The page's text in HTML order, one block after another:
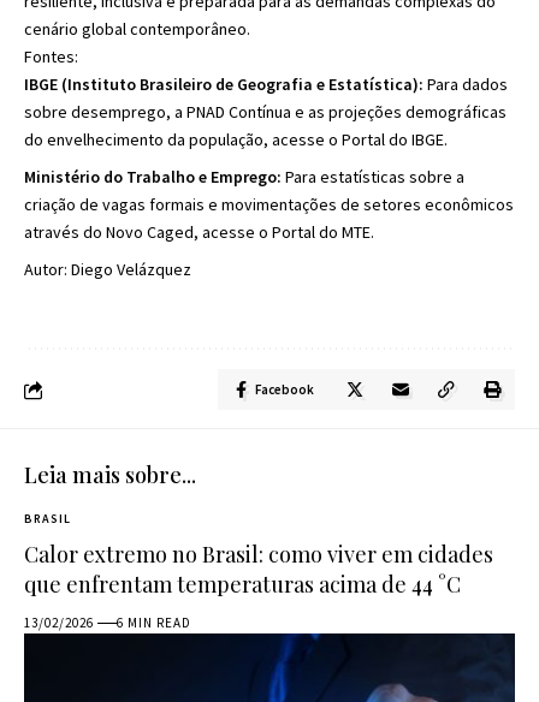
cenário global contemporâneo.
Fontes:
IBGE (Instituto Brasileiro de Geografia e Estatística): Para dados
sobre desemprego, a PNAD Contínua e as projeções demográficas
do envelhecimento da população, acesse o Portal do IBGE.
Ministério do Trabalho e Emprego: Para estatísticas sobre a
criação de vagas formais e movimentações de setores econômicos
através do Novo Caged, acesse o Portal do MTE.
Autor: Diego Velázquez
Facebook
Leia mais sobre...
BRASIL
Calor extremo no Brasil: como viver em cidades
que enfrentam temperaturas acima de 44 °C
13/02/2026 6 MIN READ